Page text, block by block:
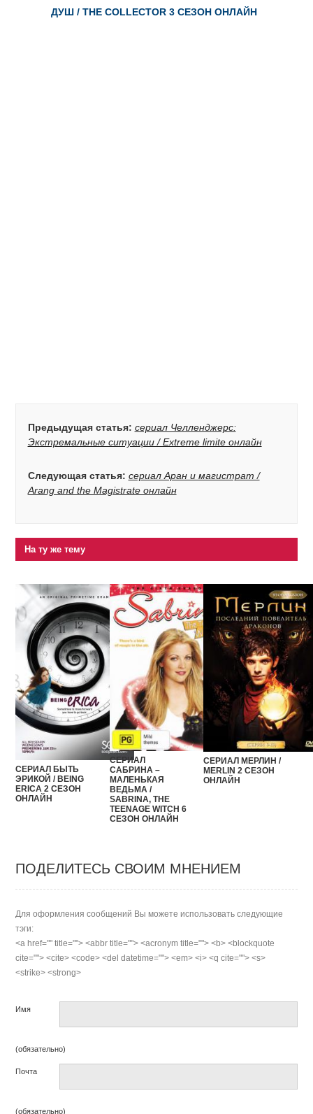
ДУШ / THE COLLECTOR 3 СЕЗОН ОНЛАЙН
Предыдущая статья: сериал Челленджерс:
Экстремальные ситуации / Extreme limite онлайн
Следующая статья: сериал Аран и магистрат /
Arang and the Magistrate онлайн
На ту же тему
СЕРИАЛ БЫТЬ
ЭРИКОЙ / BEING
ERICA 2 СЕЗОН
ОНЛАЙН
СЕРИАЛ
САБРИНА –
МАЛЕНЬКАЯ
ВЕДЬМА /
SABRINA, THE
TEENAGE WITCH 6
СЕЗОН ОНЛАЙН
СЕРИАЛ МЕРЛИН /
MERLIN 2 СЕЗОН
ОНЛАЙН
ПОДЕЛИТЕСЬ СВОИМ МНЕНИЕМ
Для оформления сообщений Вы можете использовать следующие
тэги:
<a href="" title=""> <abbr title=""> <acronym title=""> <b> <blockquote
cite=""> <cite> <code> <del datetime=""> <em> <i> <q cite=""> <s>
<strike> <strong>
Имя
(обязательно)
Почта
(обязательно)